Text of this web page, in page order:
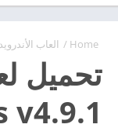
Home
/ العاب